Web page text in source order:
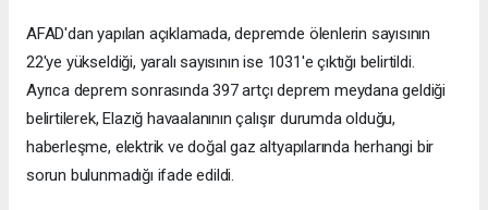
AFAD'dan yapılan açıklamada, depremde ölenlerin sayısının
22'ye yükseldiği, yaralı sayısının ise 1031'e çıktığı belirtildi.
Ayrıca deprem sonrasında 397 artçı deprem meydana geldiği
belirtilerek, Elazığ havaalanının çalışır durumda olduğu,
haberleşme, elektrik ve doğal gaz altyapılarında herhangi bir
sorun bulunmadığı ifade edildi.